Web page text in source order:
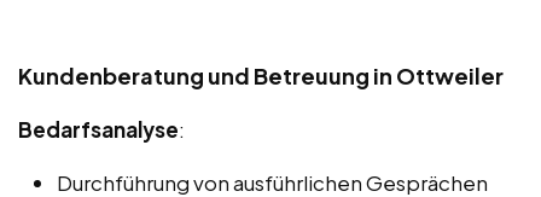
Kundenberatung und Betreuung in Ottweiler
Bedarfsanalyse:
Durchführung von ausführlichen Gesprächen